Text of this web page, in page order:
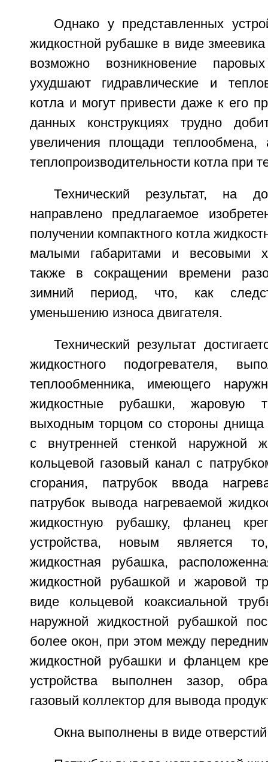
Однако у представленных
жидкостной рубашке в виде
возможно возникновение
ухудшают гидравлические и
котла и могут привести даже к его
данных конструкциях трудно
увеличения площади теплообмена,
теплопроизводительности котла при
Технический результат, на
направлено предлагаемое
получении компактного котла
малыми габаритами и весовыми
также в сокращении времени
зимний период, что, как
уменьшению износа двигателя.
Технический результат
жидкостного подогревателя,
теплообменника, имеющего
жидкостные рубашки, жаровую
выходным торцом со стороны днища
с внутренней стенкой наружной
кольцевой газовый канал с
сгорания, патрубок ввода
патрубок вывода нагреваемой
жидкостную рубашку, фланец
устройства, новым является
жидкостная рубашка,
жидкостной рубашкой и жаровой
виде кольцевой коаксиальной
наружной жидкостной рубашкой
более окон, при этом между
жидкостной рубашки и фланцем
устройства выполнен зазор,
газовый коллектор для вывода
Окна выполнены в виде